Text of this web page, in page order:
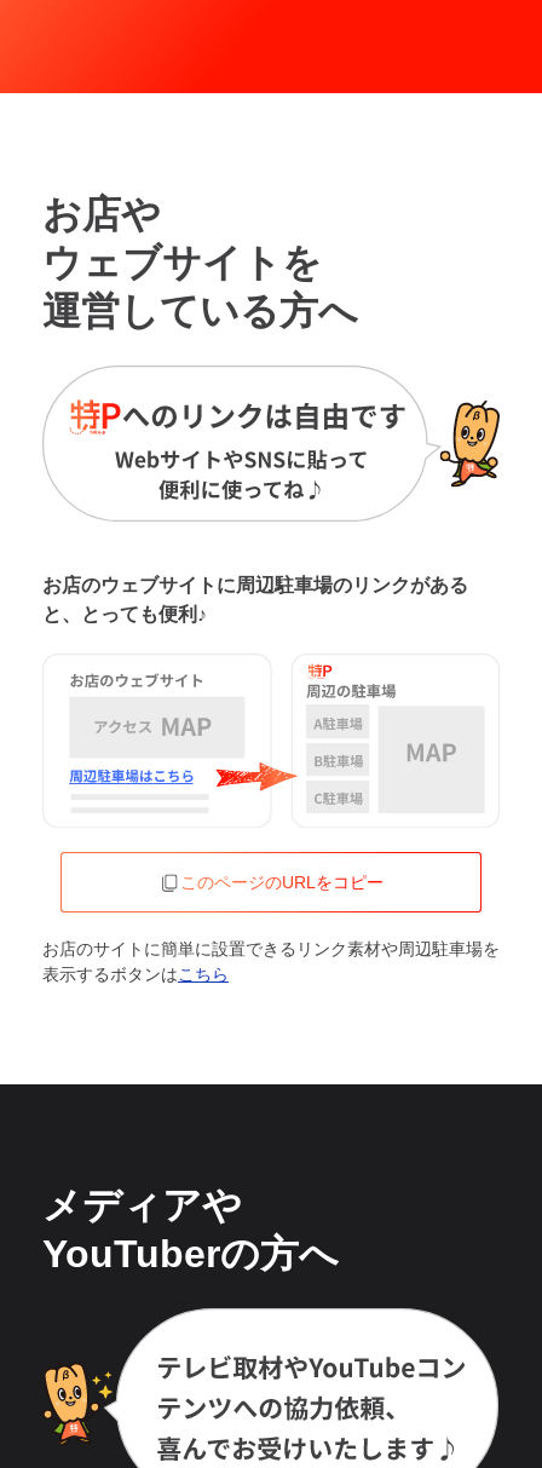
お店や
ウェブサイトを
運営している方へ
お店のウェブサイトに周辺駐車場のリンクがある
と、とっても便利♪
このページのURLをコピー
お店のサイトに簡単に設置できるリンク素材や周辺駐車場を
表示するボタンはこちら
メディアや
YouTuberの方へ